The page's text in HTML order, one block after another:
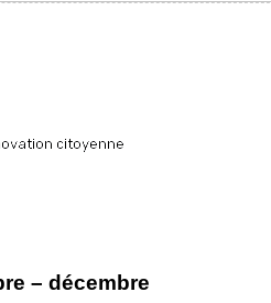
citoyenne
– décembre